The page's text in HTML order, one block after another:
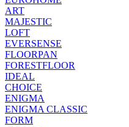
ART
MAJESTIC
LOFT
EVERSENSE
FLOORPAN
FORESTFLOOR
IDEAL
CHOICE
ENIGMA
ENIGMA CLASSIC
FORM